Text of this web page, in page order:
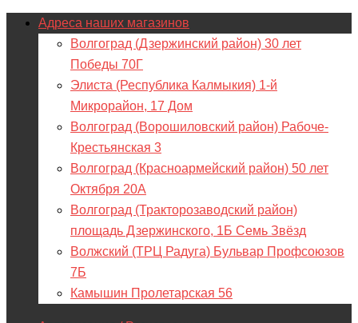
Адреса наших магазинов
Волгоград (Дзержинский район) 30 лет
Победы 70Г
Элиста (Республика Калмыкия) 1-й
Микрорайон, 17 Дом
Волгоград (Ворошиловский район) Рабоче-
Крестьянская 3
Волгоград (Красноармейский район) 50 лет
Октября 20А
Волгоград (Тракторозаводский район)
площадь Дзержинского, 1Б Семь Звёзд
Волжский (ТРЦ Радуга) Бульвар Профсоюзов
7Б
Камышин Пролетарская 56